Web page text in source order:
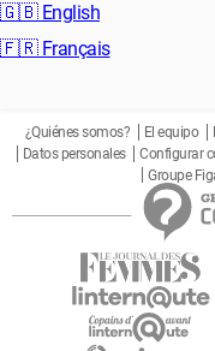
🇬🇧 English
🇫🇷 Français
¿Quiénes somos? El equipo
Datos personales
Configurar
Groupe